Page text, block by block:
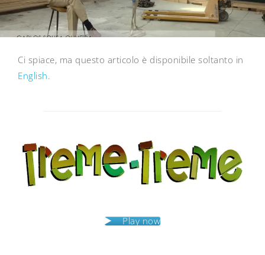
Ci spiace, ma questo articolo è disponibile soltanto in
English.
Play now